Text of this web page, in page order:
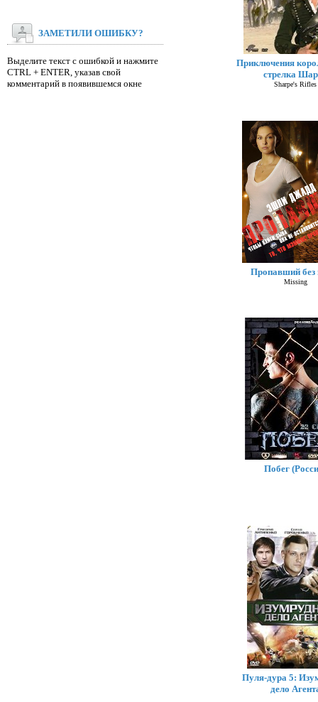
Приключения
стрелка
Sharpe's Rifles
Пропавший без
Missing
Побег
Пуля-дура 5:
дело
ЗАМЕТИЛИ ОШИБКУ?
Выделите текст с ошибкой и нажмите
CTRL + ENTER, указав свой
комментарий в появившемся окне